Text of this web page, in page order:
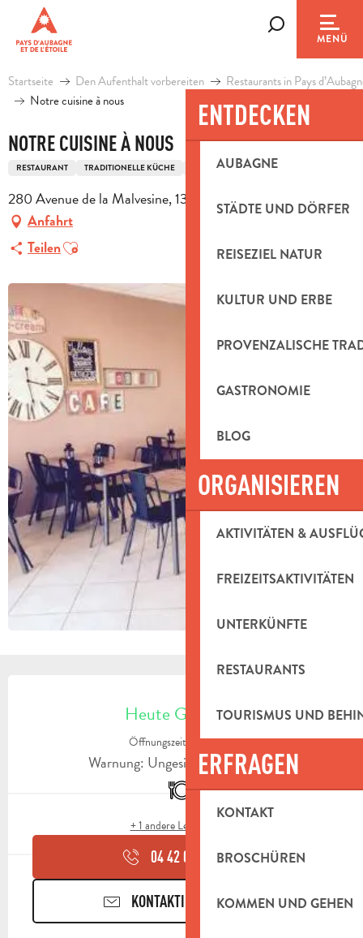
contenu
principal
MENÜ
ENTDECKEN
AUBAGNE
STÄDTE UND DÖRFER
REISEZIEL NATUR
KULTUR UND ERBE
PROVENZALISCHE
GASTRONOMIE
BLOG
ORGANISIEREN
AKTIVITÄTEN &
FREIZEITSAKTIVITÄTEN
UNTERKÜNFTE
RESTAURANTS
TOURISMUS UND
ERFRAGEN
KONTAKT
BROSCHÜREN
KOMMEN UND GEHEN
Startseite Den Aufenthalt vorbereiten
Restaurants in Pays
Notre cuisine à nous
NOTRE CUISINE À NOUS
RESTAURANT TRADITIONELLE KÜCHE SALATBAR
280 Avenue de la Malvesine, 13720 La Bouilladisse
Anfahrt
TeilenAjouter aux favoris
Heute Geöffnet
Öffnungszeiten ansehen
Warnung: Ungesicherte Stunden
Restaurant
+ 1 andere Leistung(en)
04 42 01 11▒▒
KONTAKTIEREN SIE UNS